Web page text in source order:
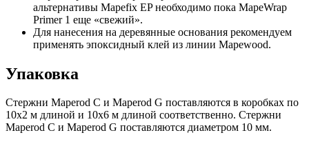
альтернативы Mapefix EP необходимо пока MapeWrap
Primer 1 еще «свежий».
Для нанесения на деревянные основания рекомендуем
применять эпоксидный клей из линии Mapewood.
Упаковка
Стержни Maperod С и Maperod G поставляются в коробках по
10х2 м длиной и 10х6 м длиной соответственно. Стержни
Maperod С и Maperod G поставляются диаметром 10 мм.